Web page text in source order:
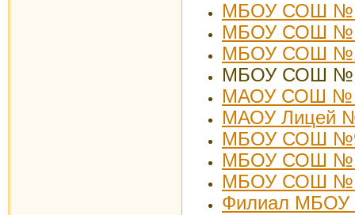
МБОУ СОШ №
МБОУ СОШ №
МБОУ СОШ №
МБОУ СОШ №
МАОУ СОШ №
МАОУ Лицей
МБОУ СОШ
МБОУ СОШ №
МБОУ СОШ №
Филиал